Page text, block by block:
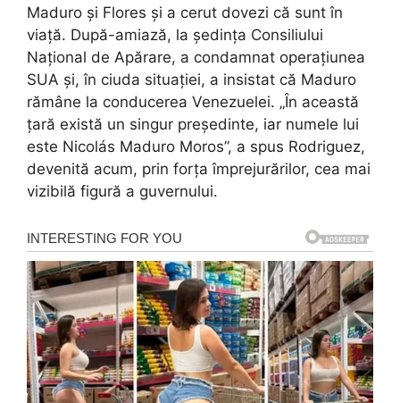
Maduro și Flores și a cerut dovezi că sunt în
viață. După-amiază, la ședința Consiliului
Național de Apărare, a condamnat operațiunea
SUA și, în ciuda situației, a insistat că Maduro
rămâne la conducerea Venezuelei. „În această
țară există un singur președinte, iar numele lui
este Nicolás Maduro Moros”, a spus Rodriguez,
devenită acum, prin forța împrejurărilor, cea mai
vizibilă figură a guvernului.